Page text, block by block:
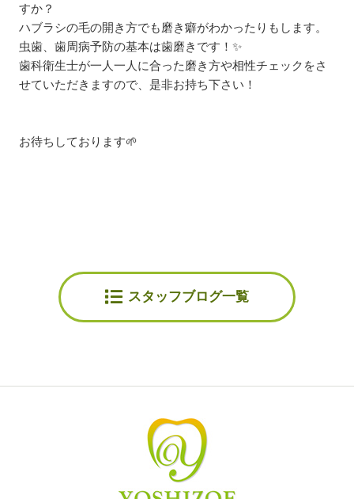
すか？
ハブラシの毛の開き方でも磨き癖がわかったりもします。
虫歯、歯周病予防の基本は歯磨きです！✨
歯科衛生士が一人一人に合った磨き方や相性チェックをさ
せていただきますので、是非お持ち下さい！
お待ちしております🌱
スタッフブログ一覧